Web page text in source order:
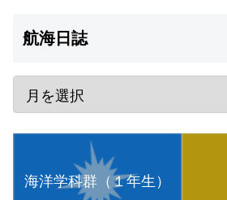
航海日誌
海洋学科群（１年生）